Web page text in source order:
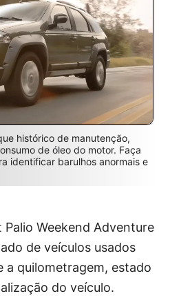
histórico de manutenção,
de óleo do motor. Faça
identificar barulhos anormais e
Weekend Adventure
de veículos usados
a quilometragem, estado
do veículo.